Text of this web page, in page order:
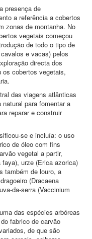
presença de
a referência a cobertos
zonas de montanha. No
vegetais começou
de todo o tipo de
e vacas) pelos
directa dos
os cobertos vegetais,
das viagens atlânticas
para fomentar a
reparar e construir
e incluía: o uso
de óleo com fins
vegetal a partir,
urze (Erica azorica)
também de louro, a
(Dracaena
(Vaccinium
das espécies arbóreas
fabrico de carvão
de que são